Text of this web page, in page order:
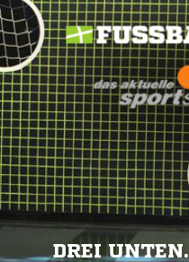
DREI UNTEN.